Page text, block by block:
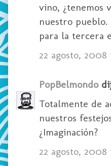
vino, ¿tenemos
nuestro
para la tercera
22 agosto, 2008
PopBelmondo
Totalmente de
nuestros
¿Imaginación?
22 agosto, 2008